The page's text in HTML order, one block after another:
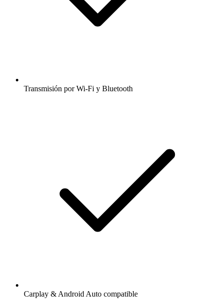
Transmisión por Wi-Fi y Bluetooth
Carplay & Android Auto compatible